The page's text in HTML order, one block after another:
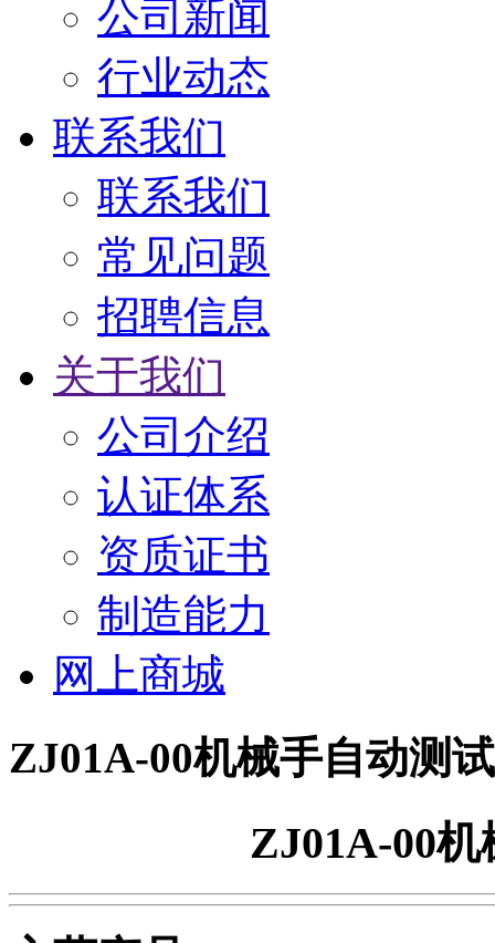
公司新闻
行业动态
联系我们
联系我们
常见问题
招聘信息
关于我们
公司介绍
认证体系
资质证书
制造能力
网上商城
ZJ01A-00机械手自动测
ZJ01A-00